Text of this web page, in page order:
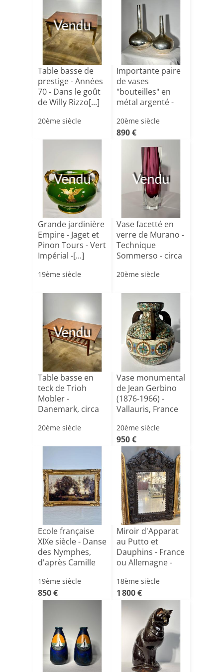
Vendu
Table basse de
prestige - Années
70 - Dans le goût
de Willy Rizzo[...]
20ème siècle
Importante paire
de vases
"bouteilles" en
métal argenté -
20ème siècle
890 €
Vendu
Grande jardinière
Empire - Jaget et
Pinon Tours - Vert
Impérial -[...]
19ème siècle
Vendu
Vase facetté en
verre de Murano -
Technique
Sommerso - circa
20ème siècle
Vendu
Table basse en
teck de Trioh
Mobler -
Danemark, circa
20ème siècle
Vase monumental
de Jean Gerbino
(1876-1966) -
Vallauris, France
20ème siècle
950 €
Ecole française
XIXe siècle - Danse
des Nymphes,
d'après Camille
19ème siècle
850 €
Miroir d'Apparat
au Putto et
Dauphins - France
ou Allemagne -
18ème siècle
1 800 €